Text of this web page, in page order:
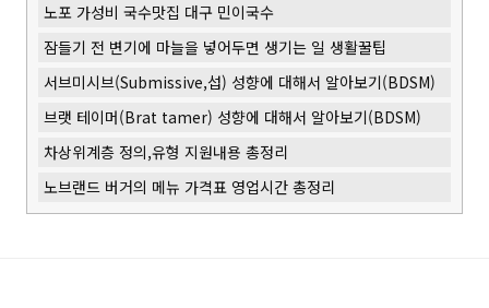
노포 가성비 국수맛집 대구 민이국수
잠들기 전 변기에 마늘을 넣어두면 생기는 일 생활꿀팁
서브미시브(Submissive,섭) 성향에 대해서 알아보기(BDSM)
브랫 테이머(Brat tamer) 성향에 대해서 알아보기(BDSM)
차상위계층 정의,유형 지원내용 총정리
노브랜드 버거의 메뉴 가격표 영업시간 총정리